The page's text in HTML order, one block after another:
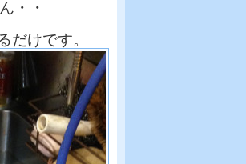
・・
だけです。